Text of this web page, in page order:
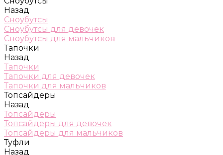
Назад
Сноубутсы
Сноубутсы для девочек
Сноубутсы для мальчиков
Тапочки
Назад
Тапочки
Тапочки для девочек
Тапочки для мальчиков
Топсайдеры
Назад
Топсайдеры
Топсайдеры для девочек
Топсайдеры для мальчиков
Туфли
Назад